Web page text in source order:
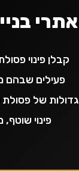
אתרי
קבלן פינוי
פעילים שבהם
גדולות של פסולת
פינוי שוטף,